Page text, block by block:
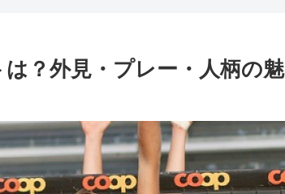
？外見・プレー・人柄の魅